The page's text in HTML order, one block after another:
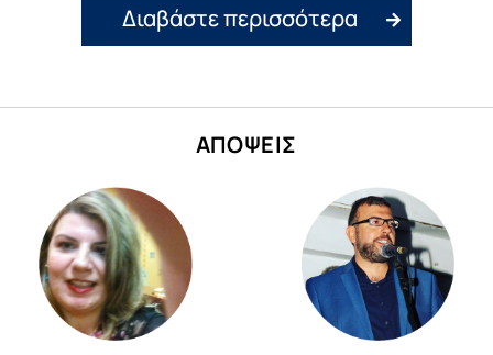
Διαβάστε περισσότερα
ΑΠΟΨΕΙΣ